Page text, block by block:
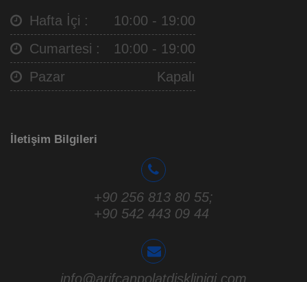
Hafta İçi :
10:00 - 19:00
Cumartesi :
10:00 - 19:00
Pazar
Kapalı
İletişim Bilgileri
+90 256 813 80 55;
+90 542 443 09 44
info@arifcanpolatdisklinigi.com